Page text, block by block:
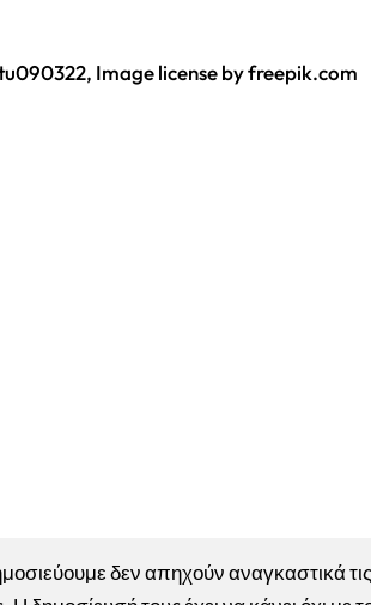
Image license by freepik.com
δεν απηχούν αναγκαστικά